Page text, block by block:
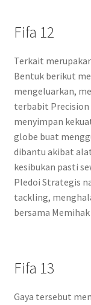
Fifa 12
Terkait
Bentuk berikut
mengeluarkan,
terbabit
menyimpan
globe buat
dibantu akibat
kesibukan pasti
Pledoi Strategis
tackling,
bersama
Fifa 13
Gaya tersebut